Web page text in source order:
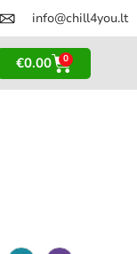
info@chill4you.lt
€0.00 0